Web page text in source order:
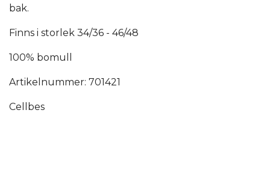
bak.
Finns i storlek 34/36 - 46/48
100% bomull
Artikelnummer: 701421
Cellbes